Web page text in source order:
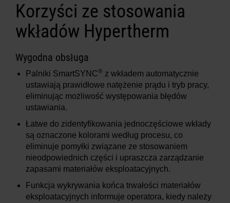
Korzyści ze stosowania
wkładów Hypertherm
Wygodna obsługa
Palniki SmartSYNC® z wkładem automatycznie
ustawiają prawidłowe natężenie prądu i tryb pracy,
eliminując możliwość występowania błędów
ustawiania.
Łatwe do zidentyfikowania jednoczęściowe wkłady
są oznaczone kolorami według procesu, co
eliminuje pomyłki związane ze stosowaniem
nieodpowiednich części i upraszcza zarządzanie
zapasami materiałów eksploatacyjnych.
Funkcja wykrywania końca trwałości materiałów
eksploatacyjnych informuje operatora, kiedy należy